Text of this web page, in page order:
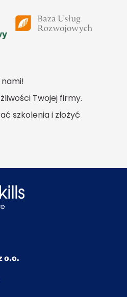
Twojej firmy.
szkolenia i złożyć
o.o.